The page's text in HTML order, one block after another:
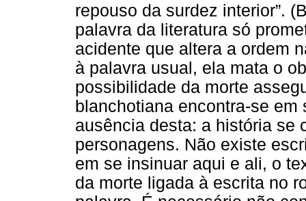
repouso da surdez interior”.
palavra da literatura só
acidente que altera a ordem
à palavra usual, ela mata o
possibilidade da morte
blanchotiana encontra-se
ausência desta: a história se
personagens. Não existe
em se insinuar aqui e ali, o
da morte ligada à escrita no